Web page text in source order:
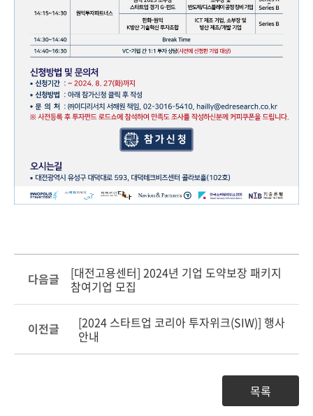
다음글
[대전고용센터] 2024년 기업 도약보장 패키지
참여기업 모집
이전글
[2024 스타트업 코리아 투자위크(SIW)] 행사
안내
목록